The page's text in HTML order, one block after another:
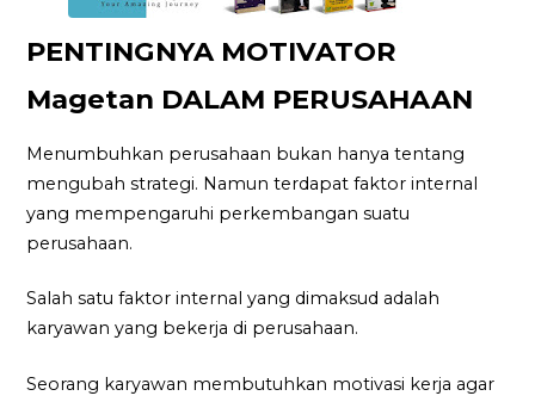
PENTINGNYA MOTIVATOR
Magetan DALAM PERUSAHAAN
Menumbuhkan perusahaan bukan hanya tentang
mengubah strategi. Namun terdapat faktor internal
yang mempengaruhi perkembangan suatu
perusahaan.
Salah satu faktor internal yang dimaksud adalah
karyawan yang bekerja di perusahaan.
Seorang karyawan membutuhkan motivasi kerja agar